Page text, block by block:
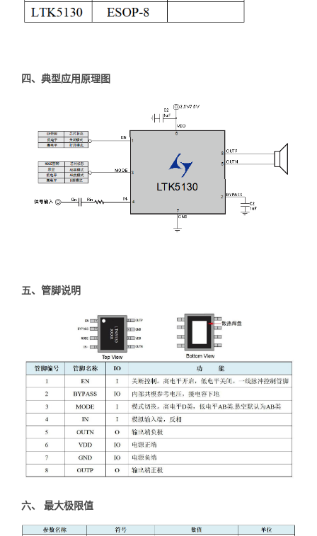
四、典型应用原理图
五、管脚说明
六、 最大极限值